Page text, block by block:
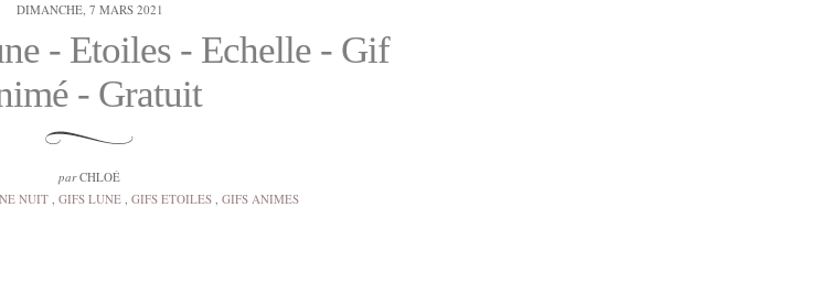
DIMANCHE, 7 MARS 2021
- Etoiles - Echelle - Gif
- Gratuit
parCHLOÉ
NUIT, GIFS LUNE, GIFS ETOILES, GIFS ANIMES